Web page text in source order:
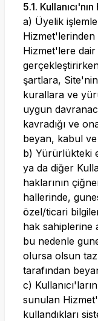
5.1.
a) Üyelik
Hizmet'lerinden
Hizmet'lere
şartlara,
kurallara ve
uygun
kavradığı ve
beyan, kabul
b) Yürürlükteki
ya da diğer
haklarının
hallerinde,
özel/ticari
hak sahiplerine
bu nedenle
olursa olsun
tarafından
c)
sunulan
kullandıkları